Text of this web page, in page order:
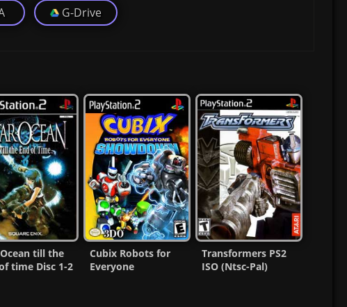
G-Drive
till the
time Disc 1-2
Cubix Robots for
Everyone
Transformers PS2
ISO (Ntsc-Pal)